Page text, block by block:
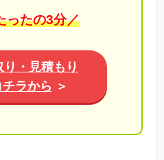
ったの3分／
・見積もり
ラから ＞